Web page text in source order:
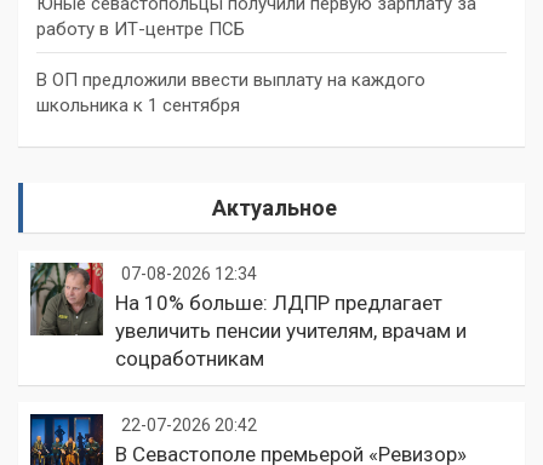
работу в ИТ-центре ПСБ
В ОП предложили ввести выплату на каждого
школьника к 1 сентября
Актуальное
07-08-2026 12:34
На 10% больше: ЛДПР предлагает
увеличить пенсии учителям, врачам и
соцработникам
22-07-2026 20:42
В Севастополе премьерой «Ревизор»